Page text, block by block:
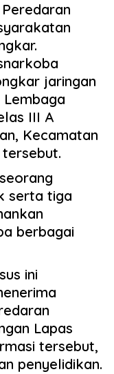
jaringan
III A
Kecamatan
tersebut.
serta tiga
berbagai
ini
Lapas
tersebut,
penyelidikan.